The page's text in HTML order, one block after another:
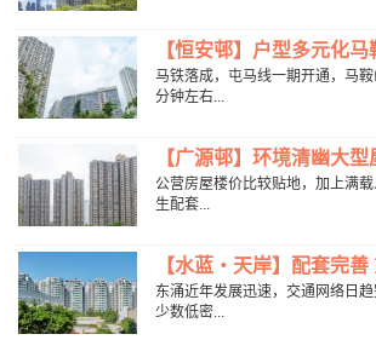
【恒安邨】户型多元化
马铁落成，屯马线一期开通，马
分钟左右...
【广源邨】环境清幽大型
公营房屋楼价比较贴地，加上满
生配套...
【水蓝・天岸】配套完
东涌近年发展迅速，交通网络日
少数低密...